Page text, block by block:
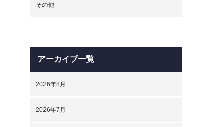
その他
アーカイブ一覧
2026年8月
2026年7月